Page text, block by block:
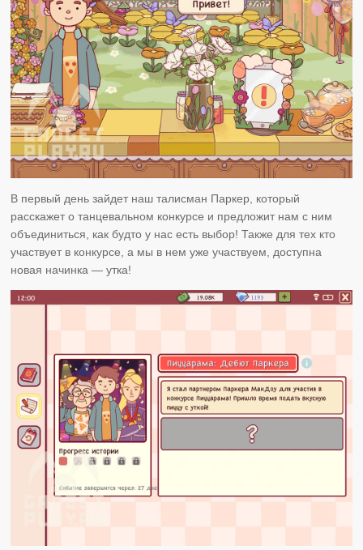
В первый день зайдет наш талисман Паркер, который
расскажет о танцевальном конкурсе и предложит нам с ним
объединиться, как будто у нас есть выбор! Также для тех кто
участвует в конкурсе, а мы в нем уже участвуем, доступна
новая начинка — утка!